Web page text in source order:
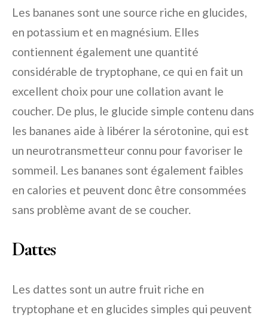
Les bananes sont une source riche en glucides,
en potassium et en magnésium. Elles
contiennent également une quantité
considérable de tryptophane, ce qui en fait un
excellent choix pour une collation avant le
coucher. De plus, le glucide simple contenu dans
les bananes aide à libérer la sérotonine, qui est
un neurotransmetteur connu pour favoriser le
sommeil. Les bananes sont également faibles
en calories et peuvent donc être consommées
sans problème avant de se coucher.
Dattes
Les dattes sont un autre fruit riche en
tryptophane et en glucides simples qui peuvent